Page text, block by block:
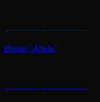
Brosuri „Altele”